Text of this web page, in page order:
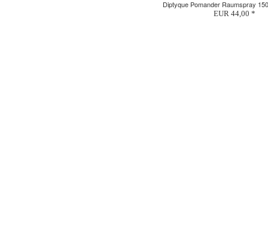
Diptyque Pomander Raumspray
EUR 44,00 *